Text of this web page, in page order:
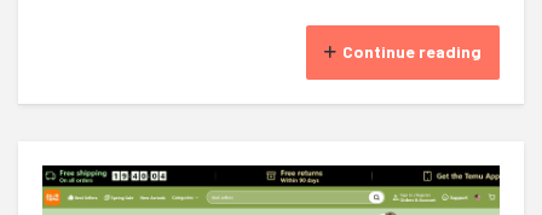
Continue reading